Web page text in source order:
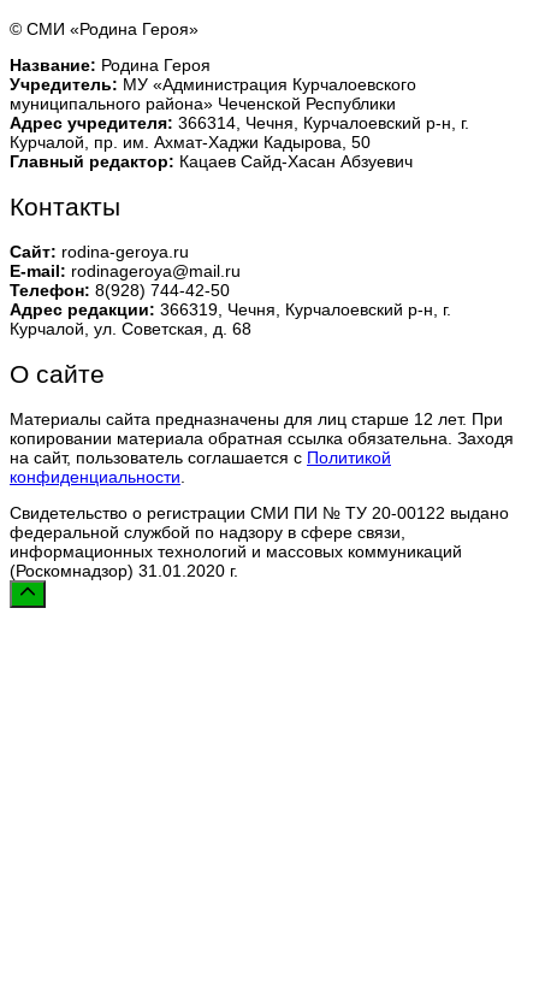
© СМИ «Родина Героя»
Название: Родина Героя
Учредитель: МУ «Администрация Курчалоевского
муниципального района» Чеченской Республики
Адрес учредителя: 366314, Чечня, Курчалоевский р-н, г.
Курчалой, пр. им. Ахмат-Хаджи Кадырова, 50
Главный редактор: Кацаев Сайд-Хасан Абзуевич
Контакты
Сайт: rodina-geroya.ru
E-mail: rodinageroya@mail.ru
Телефон: 8(928) 744-42-50
Адрес редакции: 366319, Чечня, Курчалоевский р-н, г.
Курчалой, ул. Советская, д. 68
О сайте
Материалы сайта предназначены для лиц старше 12 лет. При
копировании материала обратная ссылка обязательна. Заходя
на сайт, пользователь соглашается с Политикой
конфиденциальности